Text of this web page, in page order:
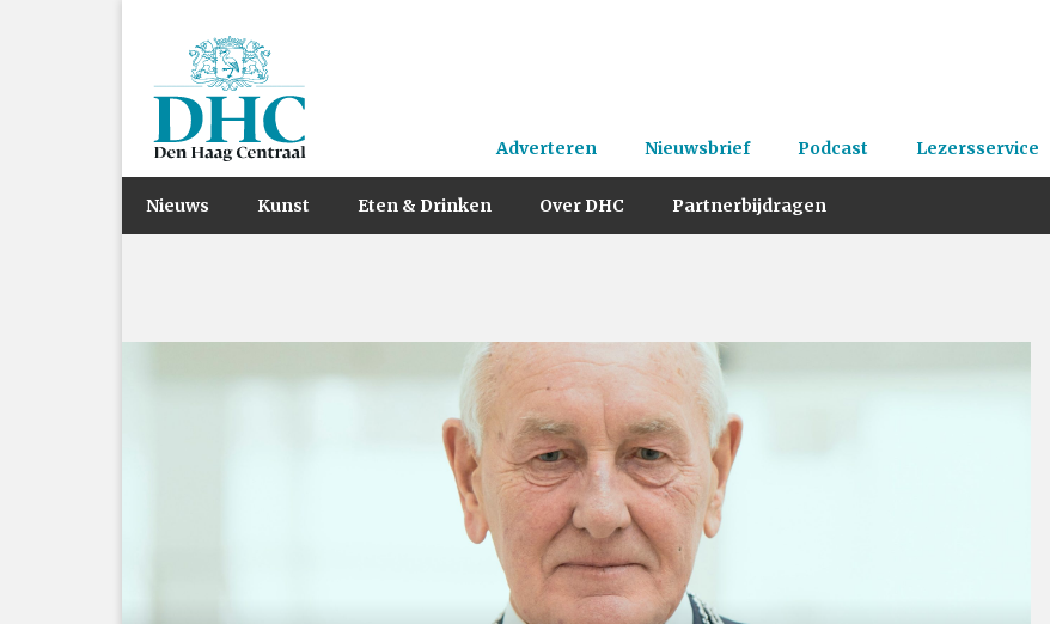
Adverteren Nieuwsbrief Podcast Lezersservice
Nieuws Kunst Eten & Drinken Over DHC Partnerbijdragen